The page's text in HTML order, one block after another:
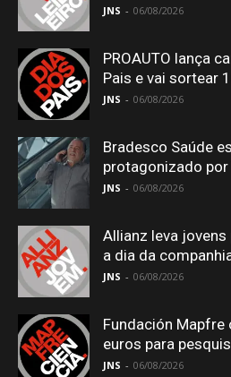
JNS - 06/08/2026
PROAUTO lança
Pais e vai sortear
JNS - 06/08/2026
Bradesco Saúde
protagonizado por
JNS - 06/08/2026
Allianz leva
a dia da
JNS - 06/08/2026
Fundación
euros para
JNS - 06/08/2026